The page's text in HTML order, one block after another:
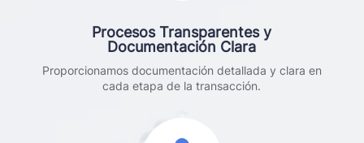
Procesos Transparentes y
Documentación Clara
Proporcionamos documentación detallada y clara en
cada etapa de la transacción.